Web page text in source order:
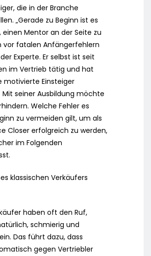
die in der Branche
„Gerade zu Beginn ist es
Mentor an der Seite zu
vor fatalen Anfängerfehlern
Experte. Er selbst ist seit
im Vertrieb tätig und hat
motivierte Einsteiger
seiner Ausbildung möchte
Welche Fehler es
zu vermeiden gilt, um als
Closer erfolgreich zu werden,
im Folgenden
klassischen Verkäufers
haben oft den Ruf,
schmierig und
Das führt dazu, dass
gegen Vertriebler